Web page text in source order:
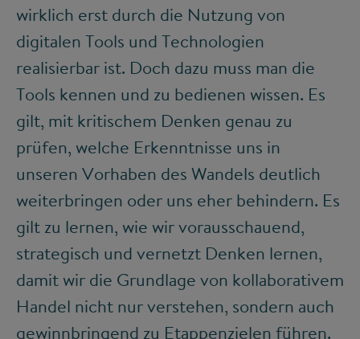
wirklich erst durch die Nutzung von
digitalen Tools und Technologien
realisierbar ist. Doch dazu muss man die
Tools kennen und zu bedienen wissen. Es
gilt, mit kritischem Denken genau zu
prüfen, welche Erkenntnisse uns in
unseren Vorhaben des Wandels deutlich
weiterbringen oder uns eher behindern. Es
gilt zu lernen, wie wir vorausschauend,
strategisch und vernetzt Denken lernen,
damit wir die Grundlage von kollaborativem
Handel nicht nur verstehen, sondern auch
gewinnbringend zu Etappenzielen führen.